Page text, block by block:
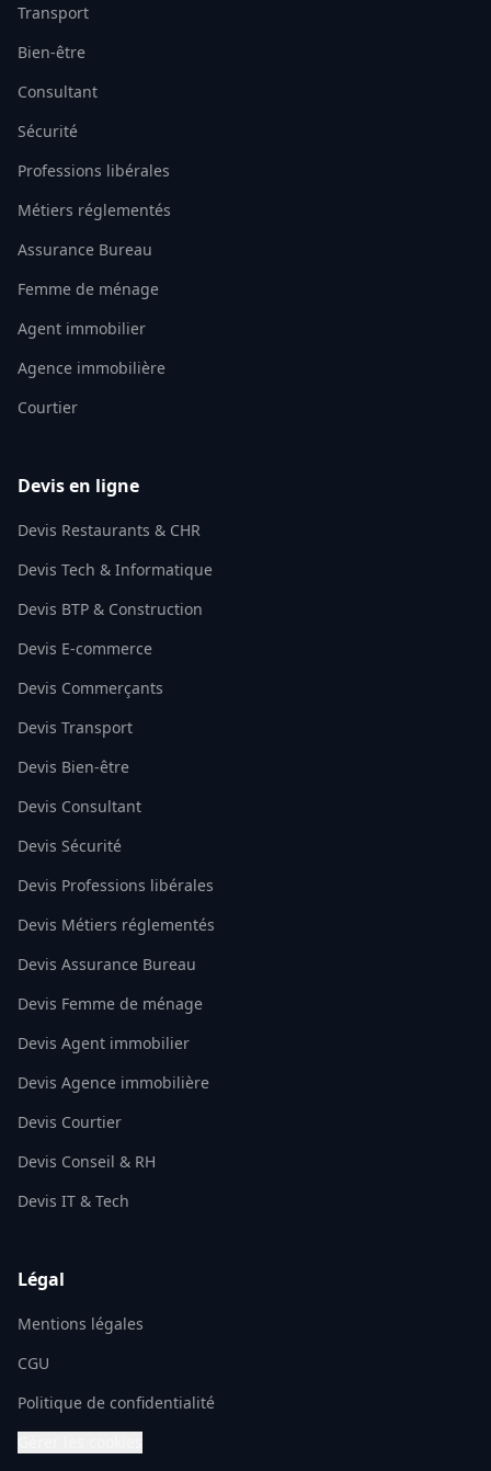
Transport
Bien-être
Consultant
Sécurité
Professions libérales
Métiers réglementés
Assurance Bureau
Femme de ménage
Agent immobilier
Agence immobilière
Courtier
Devis en ligne
Devis Restaurants & CHR
Devis Tech & Informatique
Devis BTP & Construction
Devis E-commerce
Devis Commerçants
Devis Transport
Devis Bien-être
Devis Consultant
Devis Sécurité
Devis Professions libérales
Devis Métiers réglementés
Devis Assurance Bureau
Devis Femme de ménage
Devis Agent immobilier
Devis Agence immobilière
Devis Courtier
Devis Conseil & RH
Devis IT & Tech
Légal
Mentions légales
CGU
Politique de confidentialité